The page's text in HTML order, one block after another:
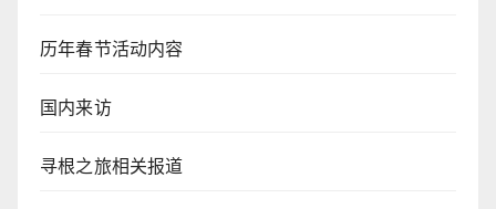
历年春节活动内容
国内来访
寻根之旅相关报道